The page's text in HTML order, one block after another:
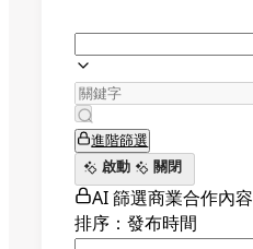
進階篩選
啟動
關閉
AI 篩選商業合作內容
排序：發布時間